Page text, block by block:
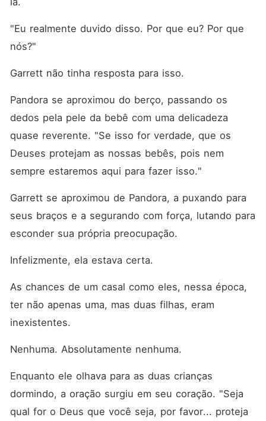
"Eu realmente duvido disso. Por que eu? Por que
nós?"
Garrett não tinha resposta para isso.
Pandora se aproximou do berço, passando os
dedos pela pele da bebê com uma delicadeza
quase reverente. "Se isso for verdade, que os
Deuses protejam as nossas bebês, pois nem
sempre estaremos aqui para fazer isso."
Garrett se aproximou de Pandora, a puxando para
seus braços e a segurando com força, lutando para
esconder sua própria preocupação.
Infelizmente, ela estava certa.
As chances de um casal como eles, nessa época,
ter não apenas uma, mas duas filhas, eram
inexistentes.
Nenhuma. Absolutamente nenhuma.
Enquanto ele olhava para as duas crianças
dormindo, a oração surgiu em seu coração. "Seja
qual for o Deus que você seja, por favor... proteja